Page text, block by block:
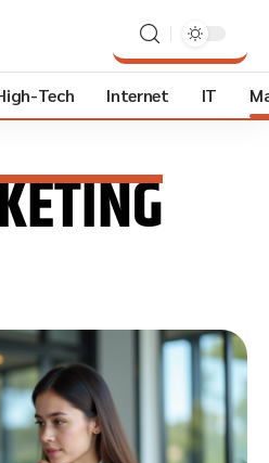
Tech Internet IT